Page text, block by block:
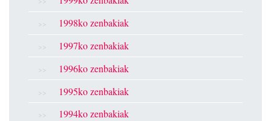
1998ko zenbakiak
1997ko zenbakiak
1996ko zenbakiak
1995ko zenbakiak
1994ko zenbakiak